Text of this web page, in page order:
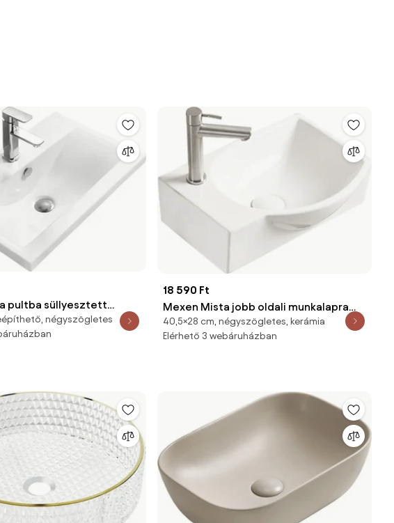
pultba süllyesztett
cm, fehér - 25056100
négyszögletes
18 590 Ft
Mexen Mista jobb oldali munkalapra
helyezhető mosdó 40 x 28 cm, fehér -
22174000R
40,5×28 cm, négyszögletes, kerámia
Elérhető 3 webáruházban